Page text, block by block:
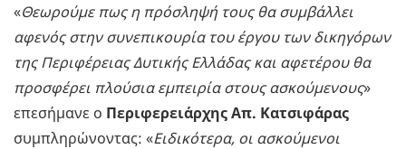
«Θεωρούμε πως η πρόσληψή τους θα συμβάλλει
αφενός στην συνεπικουρία του έργου των δικηγόρων
της Περιφέρειας Δυτικής Ελλάδας και αφετέρου θα
προσφέρει πλούσια εμπειρία στους ασκούμενους»
επεσήμανε ο Περιφερειάρχης Απ. Κατσιφάρας
συμπληρώνοντας: «Ειδικότερα, οι ασκούμενοι